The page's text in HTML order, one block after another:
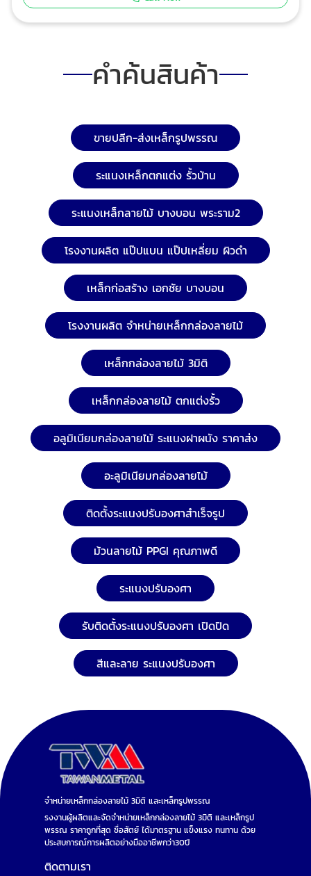
ขนาด 2นิ้ว และ 4นิ้ว เพื่อนำไปใช้ตกแต่งทำระแนง ระแนงฝ้า
ฟาซาดสไตล์ไม้ รั้ว ประตู และประยุกต์เป็นวัสดุตกแต่งต่อ
ให้ลูกค้าของเราได้รับชมผ่านรีวิวต่างๆ และสามารถนำไป
พัฒนาต่อยอดในธุรกิจจำหน่ายวัสดุก่อสร้าง หรือการ
ออกแบบตกแต่งภายในของงานรับเหมาได้ ช่องทางการ
ติดต่อ บริษัท ตะวันเมทัล จำกัด โทร.0-2450-3091 LINEID:
@tawanmetal Facebook: Tawanmetal เว็บไซต์:
https://www.tawanmetal.co.th/ อีเมล: sales5-
tawan@hotmail.com, sales3-tawan@hotmail.com
คำค้นสินค้า
ขายปลีก-ส่งเหล็กรูปพรรณ
ระแนงเหล็กตกแต่ง รั้วบ้าน
ระแนงเหล็กลายไม้ บางบอน พระราม2
โรงงานผลิต แป๊ปแบน แป๊ปเหลี่ยม ผิวดำ
เหล็กก่อสร้าง เอกชัย บางบอน
โรงงานผลิต จำหน่ายเหล็กกล่องลายไม้
เหล็กกล่องลายไม้ 3มิติ
เหล็กกล่องลายไม้ ตกแต่งรั้ว
อลูมิเนียมกล่องลายไม้ ระแนงฝาผนัง ราคาส่ง
อะลูมิเนียมกล่องลายไม้
ติดตั้งระแนงปรับองศาสำเร็จรูป
ม้วนลายไม้ PPGI คุณภาพดี
ระแนงปรับองศา
รับติดตั้งระแนงปรับองศา เปิดปิด
สีและลาย ระแนงปรับองศา
จำหน่ายเหล็กกล่องลายไม้ 3มิติ และเหล็กรูปพรรณ
รงงานผู้ผลิตและจัดจำหน่ายเหล็กกล่องลายไม้ 3มิติ และเหล็กรูป
พรรณ ราคาถูกที่สุด ซื่อสัตย์ ได้มาตรฐาน แข็งแรง ทนทาน ด้วย
ประสบการณ์การผลิตอย่างมืออาชีพกว่า30ปี
ติดตามเรา